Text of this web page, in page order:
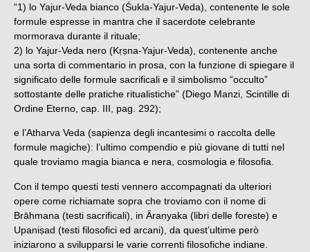
“1) lo Yajur-Veda bianco (Śukla-Yajur-Veda), contenente le sole
formule espresse in mantra che il sacerdote celebrante
mormorava durante il rituale;
2) lo Yajur-Veda nero (Kṛṣna-Yajur-Veda), contenente anche
una sorta di commentario in prosa, con la funzione di spiegare il
significato delle formule sacrificali e il simbolismo “occulto”
sottostante delle pratiche ritualistiche” (Diego Manzi, Scintille di
Ordine Eterno, cap. III, pag. 292);
e l’Atharva Veda (sapienza degli incantesimi o raccolta delle
formule magiche): l’ultimo compendio e più giovane di tutti nel
quale troviamo magia bianca e nera, cosmologia e filosofia.
Con il tempo questi testi vennero accompagnati da ulteriori
opere come richiamate sopra che troviamo con il nome di
Brāhmana (testi sacrificali), in Āraṇyaka (libri delle foreste) e
Upaniṣad (testi filosofici ed arcani), da quest’ultime però
iniziarono a svilupparsi le varie correnti filosofiche indiane.